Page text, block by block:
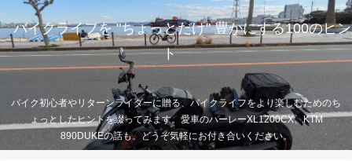
バイクライフを "ちょっとだけ" 豊かにする100のヒン
ト
バイク初心者やリターンライダーに贈る、バイクライフをより楽しむためのち
ょっとしたヒントを綴ってみます。愛車のハーレーXL1200CX、KTM
890DUKEの話も。どうぞ気軽にお付き合いください。